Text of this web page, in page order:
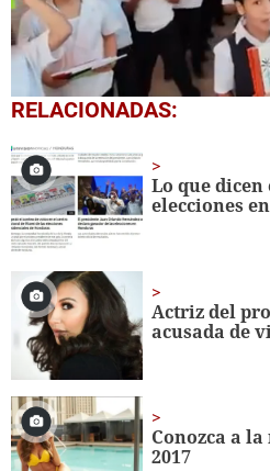
0
seconds
1
minute,
56
seconds
RELACIONADAS:
Lo que
elecciones
Actriz del
acusada de
Conozca a
2017